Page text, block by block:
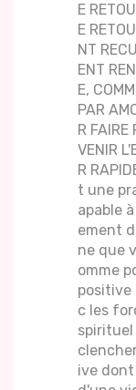
E
E
NT
ENT
E,
PAR
R FAIRE
VENIR
R
t une
apable
ement
ne que
omme
positive
c les
ive